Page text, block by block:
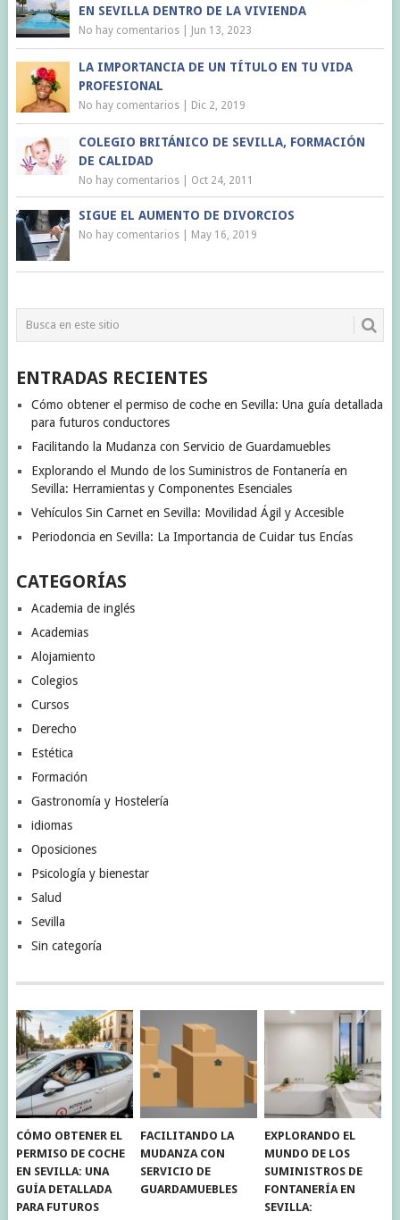
EN SEVILLA DENTRO DE LA VIVIENDA
No hay comentarios| Jun 13, 2023
LA IMPORTANCIA DE UN TÍTULO EN TU VIDA
PROFESIONAL
No hay comentarios| Dic 2, 2019
COLEGIO BRITÁNICO DE SEVILLA, FORMACIÓN
DE CALIDAD
No hay comentarios| Oct 24, 2011
SIGUE EL AUMENTO DE DIVORCIOS
No hay comentarios| May 16, 2019
ENTRADAS RECIENTES
Cómo obtener el permiso de coche en Sevilla: Una guía detallada
para futuros conductores
Facilitando la Mudanza con Servicio de Guardamuebles
Explorando el Mundo de los Suministros de Fontanería en
Sevilla: Herramientas y Componentes Esenciales
Vehículos Sin Carnet en Sevilla: Movilidad Ágil y Accesible
Periodoncia en Sevilla: La Importancia de Cuidar tus Encías
CATEGORÍAS
Academia de inglés
Academias
Alojamiento
Colegios
Cursos
Derecho
Estética
Formación
Gastronomía y Hostelería
idiomas
Oposiciones
Psicología y bienestar
Salud
Sevilla
Sin categoría
CÓMO OBTENER EL
PERMISO DE COCHE
EN SEVILLA: UNA
GUÍA DETALLADA
PARA FUTUROS
FACILITANDO LA
MUDANZA CON
SERVICIO DE
GUARDAMUEBLES
EXPLORANDO EL
MUNDO DE LOS
SUMINISTROS DE
FONTANERÍA EN
SEVILLA: